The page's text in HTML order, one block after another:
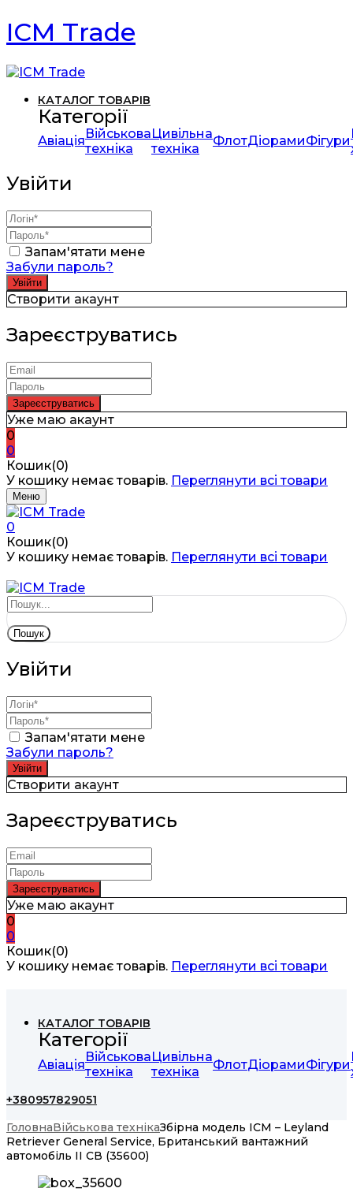
ICM Trade
КАТАЛОГ ТОВАРІВ
Категорії
АвіаціяВійськова
техніка
Цивільна
техніка
ФлотДіорамиФігури
Увійти
Запам'ятати мене
Забули пароль?
Створити акаунт
Зареєструватись
Уже маю акаунт
0
0
Кошик(0)
У кошику немає товарів. Переглянути всі товари
Меню
0
Кошик(0)
У кошику немає товарів. Переглянути всі товари
Пошук
Увійти
Запам'ятати мене
Забули пароль?
Створити акаунт
Зареєструватись
Уже маю акаунт
0
0
Кошик(0)
У кошику немає товарів. Переглянути всі товари
КАТАЛОГ ТОВАРІВ
Категорії
АвіаціяВійськова
техніка
Цивільна
техніка
ФлотДіорамиФігури
+380957829051
ГоловнаВійськова технікаЗбірна модель ICM – Leyland
Retriever General Service, Британський вантажний
автомобіль II СВ (35600)